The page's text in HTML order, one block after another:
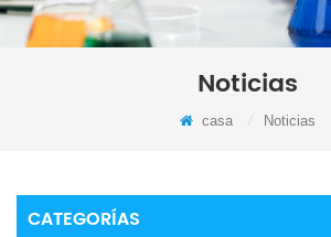
Noticias
casa Noticias
CATEGORÍAS